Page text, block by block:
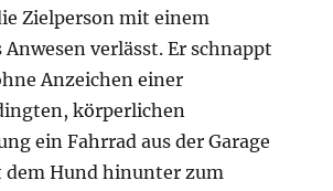
Zielperson mit einem
Anwesen verlässt. Er schnappt
Anzeichen einer
körperlichen
ein Fahrrad aus der Garage
Hund hinunter zum